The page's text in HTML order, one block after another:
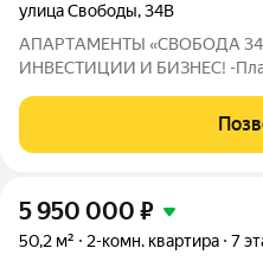
улица Свободы,34В
AПАPTАМEНTЫ «СВОБОДA
ИНВЕСТИЦИИ И БИЗНЕС! -
м/м; -Лифт
канализации, отопления,
5 950 000 ₽
50,2 м² 2-комн. квартира 7